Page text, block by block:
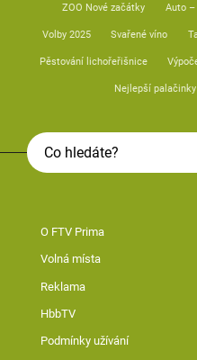
ZOO Nové začátky Auto
Volby 2025 Svařené víno
Pěstování lichořeřišnice
Nejlepší palačinky
O FTV Prima
Volná místa
Reklama
HbbTV
Podmínky užívání